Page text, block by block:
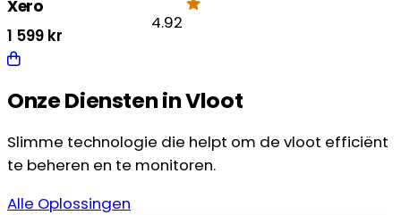
Xero
1 599 kr
4.92
Onze Diensten in Vloot
Slimme technologie die helpt om de vloot efficiënt
te beheren en te monitoren.
Alle Oplossingen